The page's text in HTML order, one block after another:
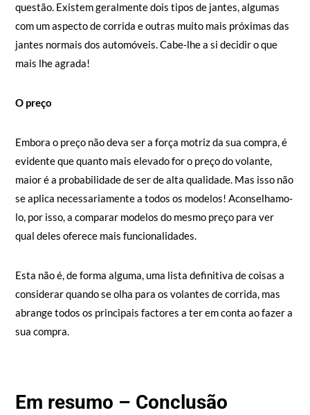
questão. Existem geralmente dois tipos de jantes, algumas
com um aspecto de corrida e outras muito mais próximas das
jantes normais dos automóveis. Cabe-lhe a si decidir o que
mais lhe agrada!
O preço
Embora o preço não deva ser a força motriz da sua compra, é
evidente que quanto mais elevado for o preço do volante,
maior é a probabilidade de ser de alta qualidade. Mas isso não
se aplica necessariamente a todos os modelos! Aconselhamo-
lo, por isso, a comparar modelos do mesmo preço para ver
qual deles oferece mais funcionalidades.
Esta não é, de forma alguma, uma lista definitiva de coisas a
considerar quando se olha para os volantes de corrida, mas
abrange todos os principais factores a ter em conta ao fazer a
sua compra.
Em resumo – Conclusão